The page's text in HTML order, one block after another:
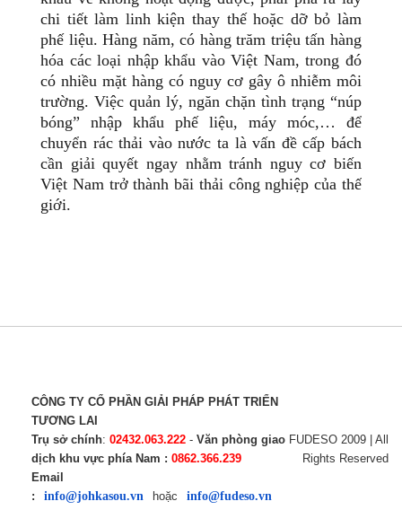
chi tiết làm linh kiện thay thế hoặc dỡ bỏ làm
phế liệu. Hàng năm, có hàng trăm triệu tấn hàng
hóa các loại nhập khẩu vào Việt Nam, trong đó
có nhiều mặt hàng có nguy cơ gây ô nhiễm môi
trường. Việc quản lý, ngăn chặn tình trạng “núp
bóng” nhập khẩu phế liệu, máy móc,… để
chuyển rác thải vào nước ta là vấn đề cấp bách
cần giải quyết ngay nhằm tránh nguy cơ biến
Việt Nam trở thành bãi thải công nghiệp của thế
giới.
CÔNG TY CỔ PHẦN GIẢI PHÁP PHÁT TRIỂN
TƯƠNG LAI
Trụ sở chính: 02432.063.222 - Văn phòng giao
dịch khu vực phía Nam : 0862.366.239
Email
:
info@johkasou.vn hoặc info@fudeso.vn
FUDESO 2009 | All
Rights Reserved